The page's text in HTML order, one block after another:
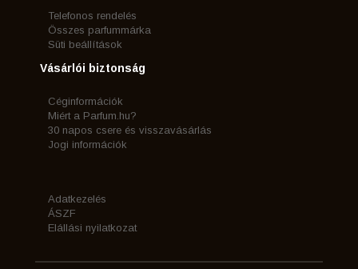
Telefonos rendelés
Összes parfummárka
Süti beállítások
Vásárlói biztonság
Céginformációk
Miért a Parfum.hu?
30 napos csere és visszavásárlás
Jogi információk
Adatkezelés
ÁSZF
Elállási nyilatkozat